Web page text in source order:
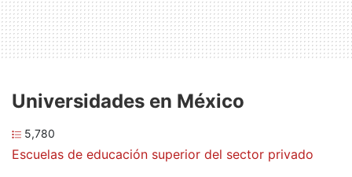
Universidades en México
5,780
Escuelas de educación superior del sector privado